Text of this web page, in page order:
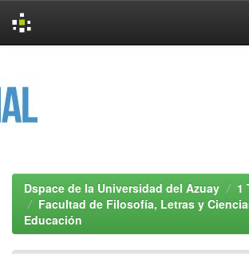
Dspace de la Universidad del Azuay
1
Facultad de Filosofía, Letras y
Educación